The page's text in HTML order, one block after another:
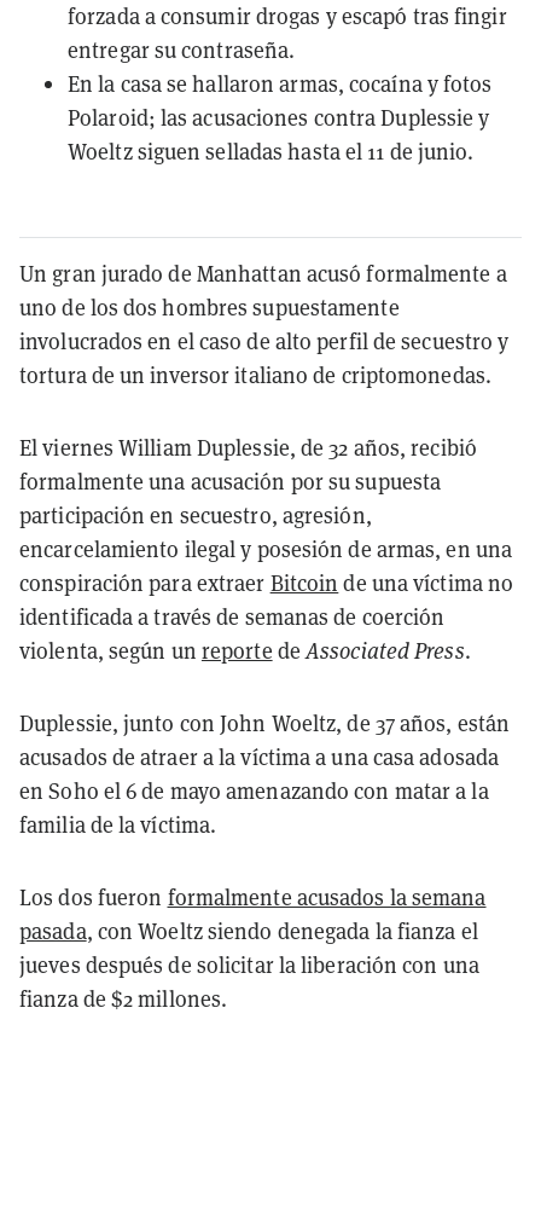
forzada a consumir drogas y escapó tras fingir
entregar su contraseña.
En la casa se hallaron armas, cocaína y fotos
Polaroid; las acusaciones contra Duplessie y
Woeltz siguen selladas hasta el 11 de junio.
Un gran jurado de Manhattan acusó formalmente a
uno de los dos hombres supuestamente
involucrados en el caso de alto perfil de secuestro y
tortura de un inversor italiano de criptomonedas.
El viernes William Duplessie, de 32 años, recibió
formalmente una acusación por su supuesta
participación en secuestro, agresión,
encarcelamiento ilegal y posesión de armas, en una
conspiración para extraer Bitcoin de una víctima no
identificada a través de semanas de coerción
violenta, según un reporte deAssociated Press.
Duplessie, junto con John Woeltz, de 37 años, están
acusados de atraer a la víctima a una casa adosada
en Soho el 6 de mayo amenazando con matar a la
familia de la víctima.
Los dos fueron formalmente acusados la semana
pasada, con Woeltz siendo denegada la fianza el
jueves después de solicitar la liberación con una
fianza de $2 millones.